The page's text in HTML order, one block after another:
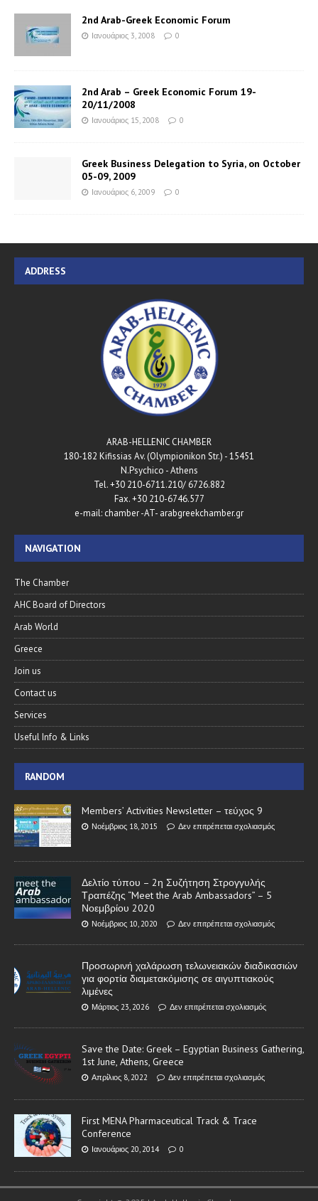
2nd Arab-Greek Economic Forum
Ιανουάριος 3, 2008 0
2nd Arab – Greek Economic Forum 19-
20/11/2008
Ιανουάριος 15, 2008 0
Greek Business Delegation to Syria, on October
05-09, 2009
Ιανουάριος 6, 2009 0
ADDRESS
ARAB-HELLENIC CHAMBER
180-182 Kifissias Av. (Olympionikon Str.) - 15451
N.Psychico - Athens
Tel. +30 210-6711.210/ 6726.882
Fax. +30 210-6746.577
e-mail: chamber -AT- arabgreekchamber.gr
NAVIGATION
The Chamber
AHC Board of Directors
Arab World
Greece
Join us
Contact us
Services
Useful Info & Links
RANDOM
Members’ Activities Newsletter – τεύχος 9
Νοέμβριος 18, 2015 Δεν επιτρέπεται σχολιασμός
Δελτίο τύπου – 2η Συζήτηση Στρογγυλής
Τραπέζης “Meet the Arab Ambassadors” – 5
Νοεμβρίου 2020
Νοέμβριος 10, 2020 Δεν επιτρέπεται σχολιασμός
Προσωρινή χαλάρωση τελωνειακών διαδικασιών
για φορτία διαμετακόμισης σε αιγυπτιακούς
λιμένες
Μάρτιος 23, 2026 Δεν επιτρέπεται σχολιασμός
Save the Date: Greek – Egyptian Business Gathering,
1st June, Athens, Greece
Απρίλιος 8, 2022 Δεν επιτρέπεται σχολιασμός
First MENA Pharmaceutical Track & Trace
Conference
Ιανουάριος 20, 2014 0